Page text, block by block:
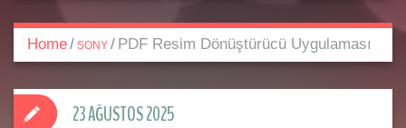
Home/ SONY / PDF Resim Dönüştürücü Uygulaması
23 AĞUSTOS 2025